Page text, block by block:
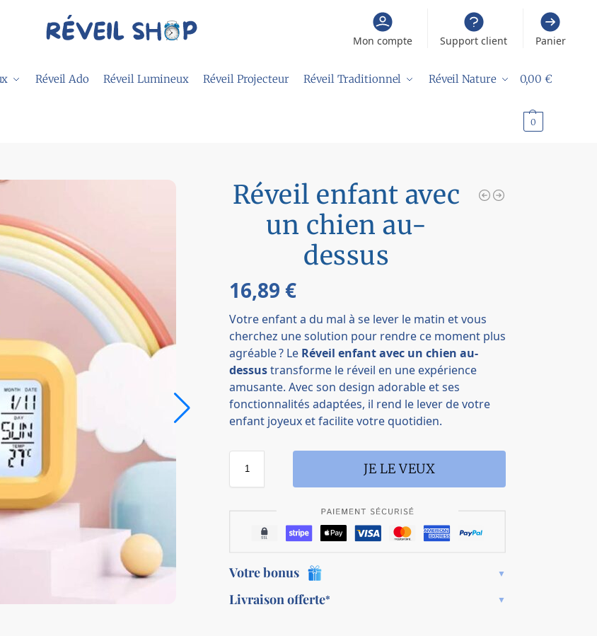
Mon compte Support client Panier
Réveil Ado Réveil Lumineux Réveil Projecteur Réveil Traditionnel Réveil Nature 0,00€
0
Réveil enfant avec
un chien au-
dessus
16,89 €
Votre enfant a du mal à se lever le matin et vous
cherchez une solution pour rendre ce moment plus
agréable ? Le Réveil enfant avec un chien au-
dessustransforme le réveil en une expérience
amusante. Avec son design adorable et ses
fonctionnalités adaptées, il rend le lever de votre
enfant joyeux et facilite votre quotidien.
JE LE VEUX
Votre bonus
Livraison offerte*